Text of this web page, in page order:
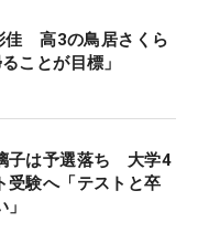
ンができませんで
ローチも寄せ切れ
残る。この繰り返
いい状況だが、簡
い。「最後まで諦
いきたいと思いま
佳 高3の鳥居さくら
ことが目標」
子は予選落ち 大学4
受験へ「テストと卒